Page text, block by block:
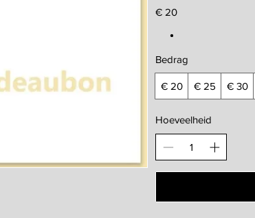
€ 20
Bedrag
€ 20 € 25 € 30
Hoeveelheid